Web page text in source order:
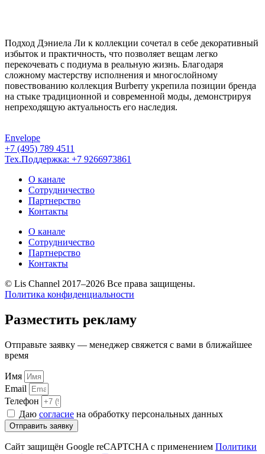
Подход Дэниела Ли к коллекции сочетал в себе декоративный
избыток и практичность, что позволяет вещам легко
перекочевать с подиума в реальную жизнь. Благодаря
сложному мастерству исполнения и многослойному
повествованию коллекция Burberry укрепила позиции бренда
на стыке традиционной и современной моды, демонстрируя
непреходящую актуальность его наследия.
Envelope
+7 (495) 789 4511
Тех.Поддержка: +7 9266973861
О канале
Сотрудничество
Партнерство
Контакты
О канале
Сотрудничество
Партнерство
Контакты
© Lis Channel 2017–2026 Все права защищены.
Политика конфиденциальности
вверх
Разместить рекламу
Отправьте заявку — менеджер свяжется с вами в ближайшее
время
Имя
Email
Телефон
Даю согласие на обработку персональных данных
Отправить заявку
Сайт защищён Google reCAPTCHA с применением Политики